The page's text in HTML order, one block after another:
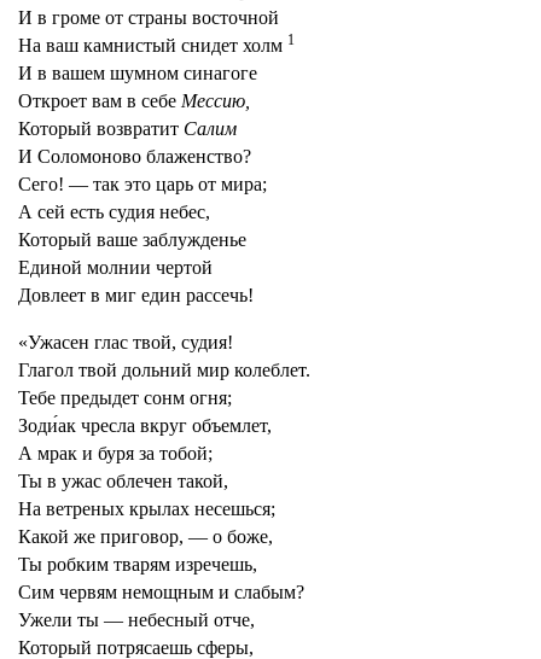
И в громе от страны восточной
На ваш камнистый снидет холм 1
И в вашем шумном синагоге
Откроет вам в себе Мессию,
Который возвратит Салим
И Соломоново блаженство?
Сего! — так это царь от мира;
А сей есть судия небес,
Который ваше заблужденье
Единой молнии чертой
Довлеет в миг един рассечь!
«Ужасен глас твой, судия!
Глагол твой дольний мир колеблет.
Тебе предыдет сонм огня;
Зоди́ак чресла вкруг объемлет,
А мрак и буря за тобой;
Ты в ужас облечен такой,
На ветреных крылах несешься;
Какой же приговор, — о боже,
Ты робким тварям изречешь,
Сим червям немощным и слабым?
Ужели ты — небесный отче,
Который потрясаешь сферы,